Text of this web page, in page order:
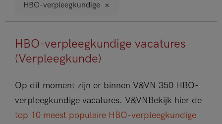
HBO-verpleegkundige
HBO-verpleegkundige vacatures
(Verpleegkunde)
Op dit moment zijn er binnen V&VN 350 HBO-
verpleegkundige vacatures. V&VN Bekijk hier de
top 10 meest populaire HBO-verpleegkundige